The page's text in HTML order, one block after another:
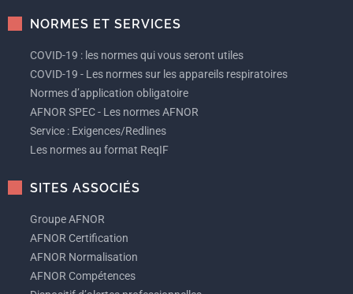
NORMES ET SERVICES
COVID-19 : les normes qui vous seront utiles
COVID-19 - Les normes sur les appareils respiratoires
Normes d’application obligatoire
AFNOR SPEC - Les normes AFNOR
Service : Exigences/Redlines
Les normes au format ReqIF
SITES ASSOCIÉS
Groupe AFNOR
AFNOR Certification
AFNOR Normalisation
AFNOR Compétences